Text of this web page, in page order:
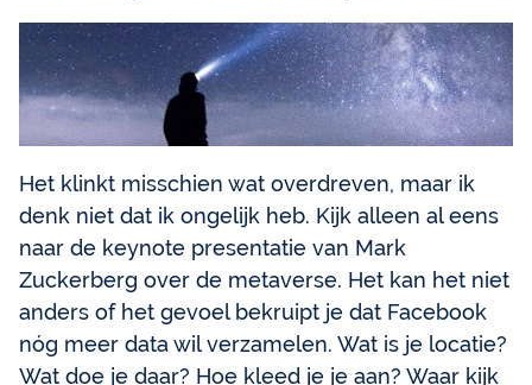
Het klinkt misschien wat overdreven, maar ik
denk niet dat ik ongelijk heb. Kijk alleen al eens
naar de keynote presentatie van Mark
Zuckerberg over de metaverse. Het kan het niet
anders of het gevoel bekruipt je dat Facebook
nóg meer data wil verzamelen. Wat is je locatie?
Wat doe je daar? Hoe kleed je je aan? Waar kijk